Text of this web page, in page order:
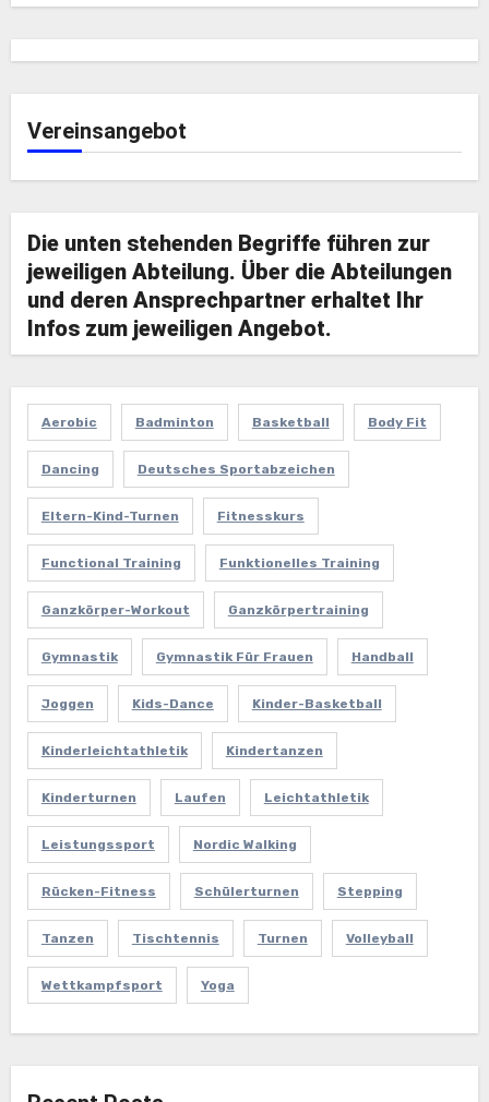
Vereinsangebot
Die unten stehenden Begriffe führen zur
jeweiligen Abteilung. Über die Abteilungen
und deren Ansprechpartner erhaltet Ihr
Infos zum jeweiligen Angebot.
Aerobic Badminton Basketball Body Fit
Dancing Deutsches Sportabzeichen
Eltern-Kind-Turnen Fitnesskurs
Functional Training Funktionelles Training
Ganzkörper-Workout Ganzkörpertraining
Gymnastik Gymnastik Für Frauen Handball
Joggen Kids-Dance Kinder-Basketball
Kinderleichtathletik Kindertanzen
Kinderturnen Laufen Leichtathletik
Leistungssport Nordic Walking
Rücken-Fitness Schülerturnen Stepping
Tanzen Tischtennis Turnen Volleyball
Wettkampfsport Yoga